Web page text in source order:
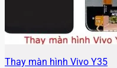
Thay màn hình Vivo Y35